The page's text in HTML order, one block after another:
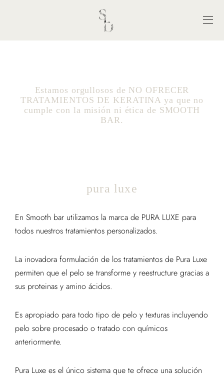
Estamos orgullosos de NO OFRECER
TRATAMIENTOS DE KERATINA ya que no
cumple con la misión ni ética de SMOOTH
BAR.
pura luxe
En Smooth bar utilizamos la marca de PURA LUXE para
todos nuestros tratamientos personalizados.
La inovadora formulación de los tratamientos de Pura Luxe
permiten que el pelo se transforme y reestructure gracias a
sus proteinas y amino ácidos.
Es apropiado para todo tipo de pelo y texturas incluyendo
pelo sobre procesado o tratado con químicos
anteriormente.
Pura Luxe es el único sistema que te ofrece una solución